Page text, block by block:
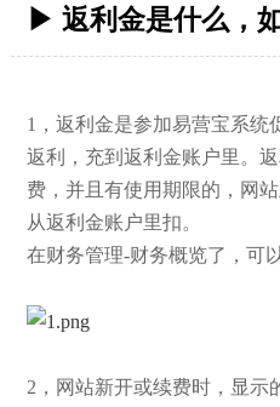
▶ 返利金是什么，
1，返利金是参加易营宝系统
返利，充到返利金账户里。
费，并且有使用期限的，网
从返利金账户里扣。
在财务管理-财务概览了，可
2，网站新开或续费时，显示